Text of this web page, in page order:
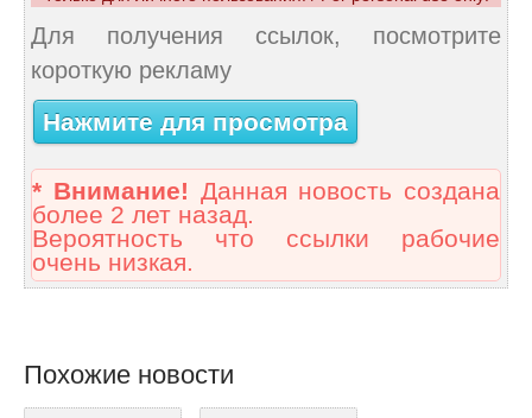
Для получения ссылок, посмотрите
короткую рекламу
Нажмите для просмотра
* Внимание! Данная новость создана
более 2 лет назад.
Вероятность что ссылки рабочие
очень низкая.
Похожие новости